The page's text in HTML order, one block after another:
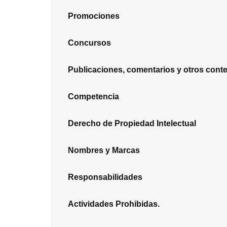
Promociones
Concursos
Publicaciones, comentarios y otros
Competencia
Derecho de Propiedad Intelectual
Nombres y Marcas
Responsabilidades
Actividades Prohibidas.